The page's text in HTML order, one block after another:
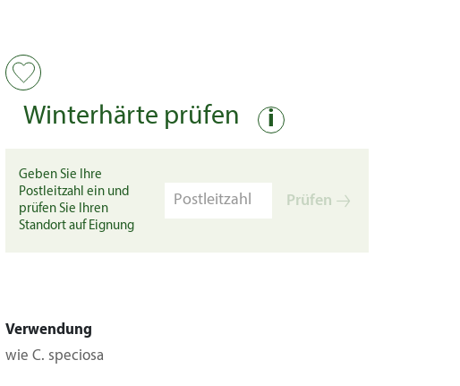
Winterhärte prüfen i
Geben Sie Ihre
Postleitzahl ein und
prüfen Sie Ihren
Standort auf Eignung
Prüfen
Verwendung
wie C. speciosa